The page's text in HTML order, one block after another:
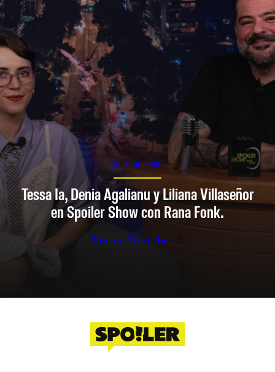
SPOILER SHOW
Tessa Ia, Denia Agalianu y Liliana Villaseñor
en Spoiler Show con Rana Fonk.
Ver en Youtube